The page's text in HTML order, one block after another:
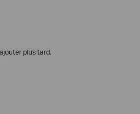
plus tard.